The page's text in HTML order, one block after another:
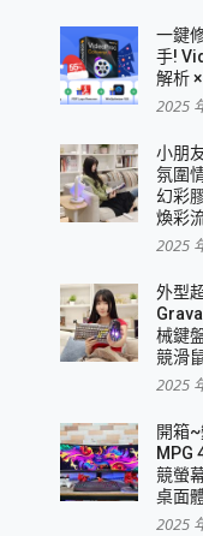
一鍵
手!
解析
2025
小朋
氛圍
幻彩
煥彩
2025
外型
械鍵
競滑
2025
開箱
MPG
競螢
桌面
2025